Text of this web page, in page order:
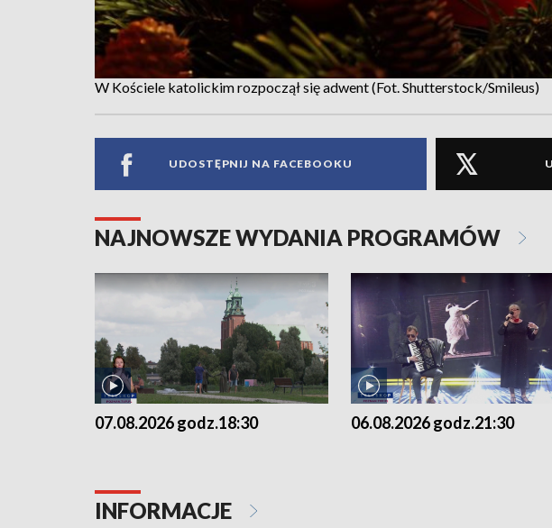
W Kościele katolickim rozpoczął się adwent (Fot. Shutterstock/Smileus)
UDOSTĘPNIJ NA FACEBOOKU
NAJNOWSZE WYDANIA PROGRAMÓW
07.08.2026 godz.18:30 06.08.2026 godz.21:30
INFORMACJE